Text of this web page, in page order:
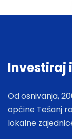
Investiraj
Od osnivanja,
općine Tešanj
lokalne